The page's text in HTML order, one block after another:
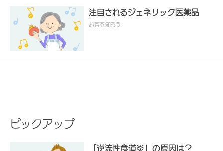
注目されるジェネリック医薬品
お薬を知ろう
ピックアップ
「逆流性食道炎」の原因は？